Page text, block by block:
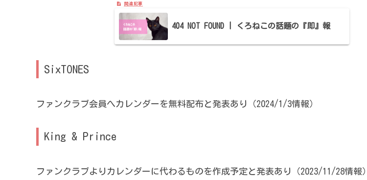
404 NOT FOUND | くろねこの話題の『即』報
SixTONES
ファンクラブ会員へカレンダーを無料配布と発表あり（2024/1/3情報）
King & Prince
ファンクラブよりカレンダーに代わるものを作成予定と発表あり（2023/11/28情報）